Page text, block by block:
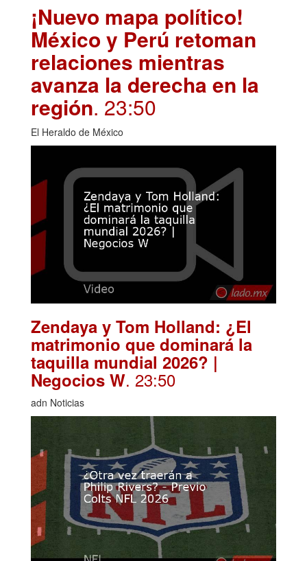
¡Nuevo mapa político!
México y Perú retoman
relaciones mientras
avanza la derecha en la
región. 23:50
El Heraldo de México
Zendaya y Tom Holland: ¿El
matrimonio que dominará la
taquilla mundial 2026? |
Negocios W. 23:50
adn Noticias